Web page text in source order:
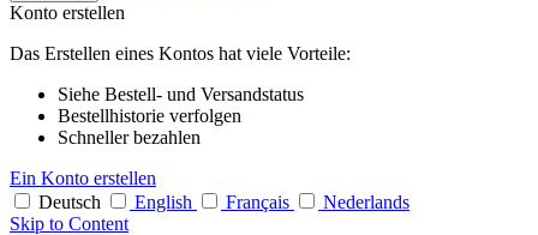
Konto erstellen
Das Erstellen eines Kontos hat viele Vorteile:
Siehe Bestell- und Versandstatus
Bestellhistorie verfolgen
Schneller bezahlen
Ein Konto erstellen
Deutsch
English Français
Nederlands
Skip to Content